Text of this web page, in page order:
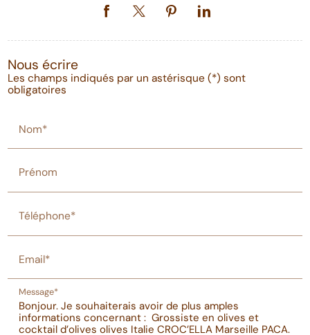
Nous écrire
Les champs indiqués par un astérisque (*) sont
obligatoires
Nom*
Prénom
Téléphone*
Email*
Message*